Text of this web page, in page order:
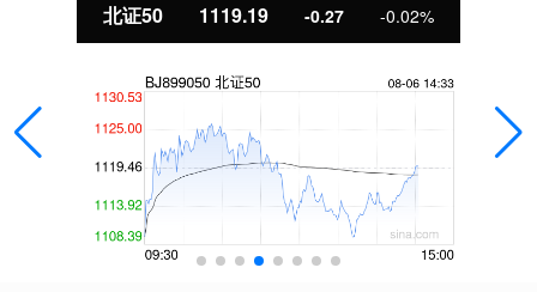
北证50 1119.19 -0.27 -0.02%